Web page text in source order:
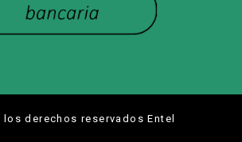
derechos reservados Entel